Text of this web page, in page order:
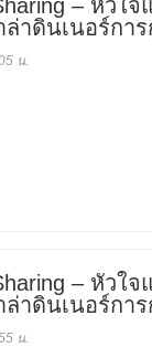
– หัวใ
ล่าดินเนอร์กา
น.
– หัวใ
ล่าดินเนอร์กา
น.